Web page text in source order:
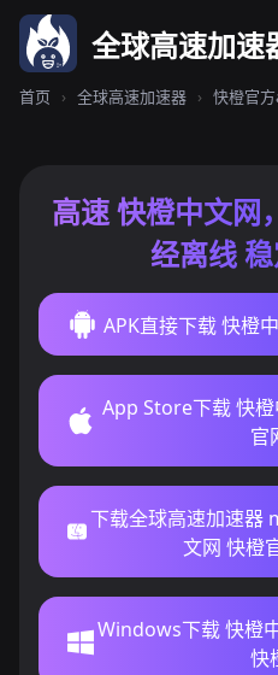
全球高速加速
首页 › 全球高速加速器 › 快橙官
高速 快橙中文网
经离线
APK直接下载 快橙
App Store下载 快
官
下载全球高速加速器
文网 快橙
Windows下载 快橙
快